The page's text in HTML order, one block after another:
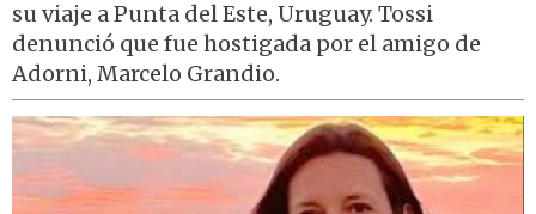
su viaje a Punta del Este, Uruguay. Tossi
denunció que fue hostigada por el amigo de
Adorni, Marcelo Grandio.